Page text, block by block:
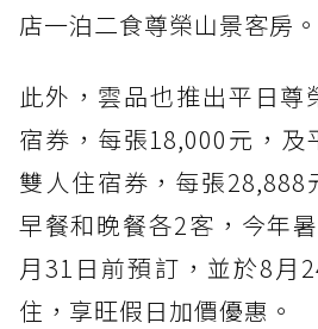
店一泊二食尊榮山景客房。
此外，雲品也推出平日尊
宿券，每張18,000元，及
雙人住宿券，每張28,888
早餐和晚餐各2客，今年
月31日前預訂，並於8月
住，享旺假日加價優惠。